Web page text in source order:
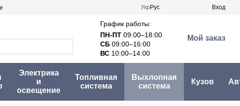
Укр Рус Вход
График работы:
ПН-ПТ 09:00–18:00
СБ 09:00–16:00
ВС 10:00–14:00
Мой заказ
Электрика
и
освещение
Топливная
система
Выхлопная
система
Кузов